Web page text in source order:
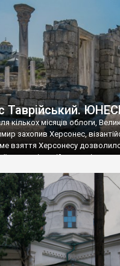
доби. Раритети викрадені з
ЮНЕСКО «Херсонеса
виставку «Золото Візантії», але
вважають це лише […]
Таврійський.
кількох місяців облоги,
захопив Херсонес,
взяття Херсонесу
умови візантійському
язичник, став Василем-
А потім було Хрещення Русі. На
названо місто […]